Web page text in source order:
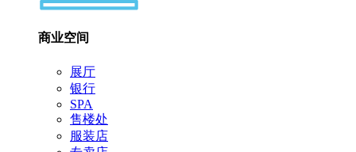
商业空间
展厅
银行
SPA
售楼处
服装店